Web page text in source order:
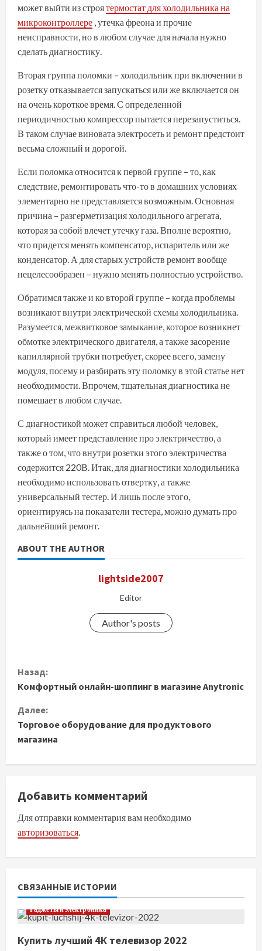
может выйти из строятермостат для холодильника на
микроконтроллере , утечка фреона и прочие
неисправности, но в любом случае для начала нужно
сделать диагностику.
Вторая группа поломки – холодильник при включении в
розетку отказывается запускаться или же включается он
на очень короткое время. С определенной
периодичностью компрессор пытается перезапуститься.
В таком случае виновата электросеть и ремонт предстоит
весьма сложный и дорогой.
Если поломка относится к первой группе – то, как
следствие, ремонтировать что-то в домашних условиях
элементарно не представляется возможным. Основная
причина – разгерметизация холодильного агрегата,
которая за собой влечет утечку газа. Вполне вероятно,
что придется менять компенсатор, испаритель или же
конденсатор. А для старых устройств ремонт вообще
нецелесообразен – нужно менять полностью устройство.
Обратимся также и ко второй группе – когда проблемы
возникают внутри электрической схемы холодильника.
Разумеется, межвитковое замыкание, которое возникнет
обмотке электрического двигателя, а также засорение
капиллярной трубки потребует, скорее всего, замену
модуля, посему и разбирать эту поломку в этой статье нет
необходимости. Впрочем, тщательная диагностика не
помешает в любом случае.
С диагностикой может справиться любой человек,
который имеет представление про электричество, а
также о том, что внутри розетки этого электричества
содержится 220В. Итак, для диагностики холодильника
необходимо использовать отвертку, а также
универсальный тестер. И лишь после этого,
ориентируясь на показатели тестера, можно думать про
дальнейший ремонт.
ABOUT THE AUTHOR
lightside2007
Editor
Author's posts
П
р
о
д
о
л
ж
и
т
ь
ч
т
Назад:
Комфортный онлайн-шоппинг в магазине Anytronic
Далее:
Торговое оборудование для продуктового
магазина
Добавить комментарий
Для отправки комментария вам необходимо
авторизоваться.
СВЯЗАННЫЕ ИСТОРИИ
Гаджеты и электроника
Купить лучший 4К телевизор 2022